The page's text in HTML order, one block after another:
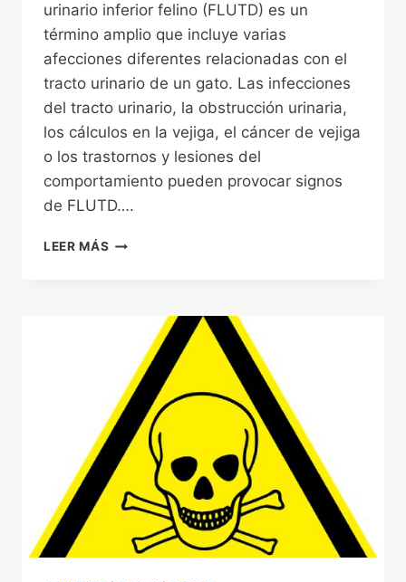
urinario inferior felino (FLUTD) es un
término amplio que incluye varias
afecciones diferentes relacionadas con el
tracto urinario de un gato. Las infecciones
del tracto urinario, la obstrucción urinaria,
los cálculos en la vejiga, el cáncer de vejiga
o los trastornos y lesiones del
comportamiento pueden provocar signos
de FLUTD….
LEER MÁS ENFERMEDAD
INFERIOR
FELINO
(FLUTD),
QUÉ
CONSISTE